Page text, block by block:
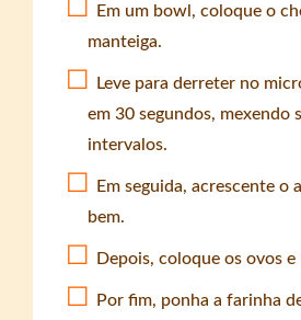
Em um bowl, coloque o
manteiga.
Leve para derreter no
em 30 segundos, mexendo
intervalos.
Em seguida, acrescente o
bem.
Depois, coloque os ovos e
Por fim, ponha a farinha